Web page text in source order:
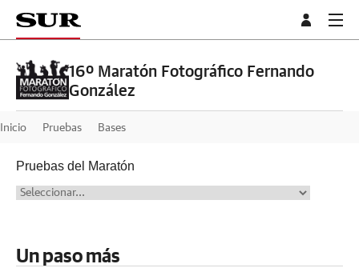
16º Maratón Fotográfico Fernando
González
Inicio Pruebas Bases
Pruebas del Maratón
Un paso más